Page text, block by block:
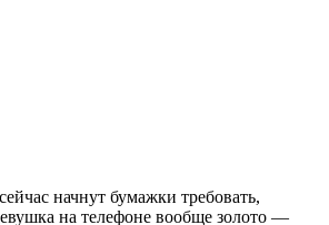
начнут бумажки требовать,
на телефоне вообще золото —